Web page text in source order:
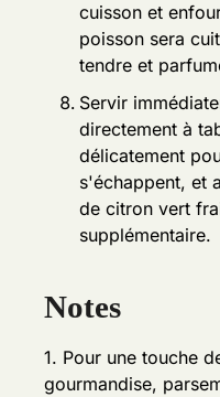
cuisson et
poisson sera
tendre et
Servir
directement à
délicatement
s'échappent, et
de citron vert
supplémentaire.
Notes
1. Pour une touche
gourmandise,